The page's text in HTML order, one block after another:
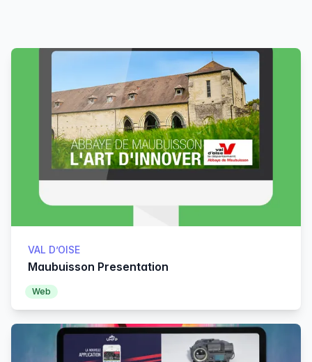
Products
VAL D’OISE
Maubuisson Presentation
Web